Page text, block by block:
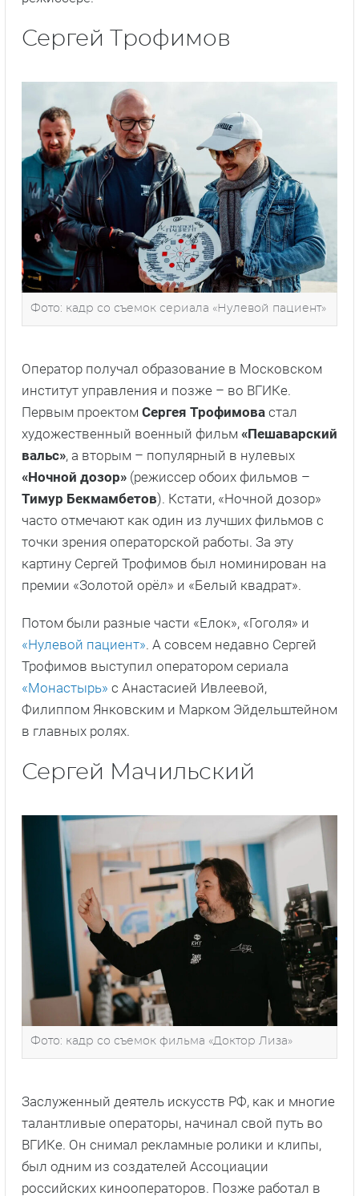
Сергей Трофимов
Фото: кадр со съемок сериала «Нулевой пациент»
Оператор получал образование в Московском
институт управления и позже – во ВГИКе.
Первым проектом Сергея Трофимова стал
художественный военный фильм «Пешаварский
вальс», а вторым – популярный в нулевых
«Ночной дозор» (режиссер обоих фильмов –
Тимур Бекмамбетов). Кстати, «Ночной дозор»
часто отмечают как один из лучших фильмов с
точки зрения операторской работы. За эту
картину Сергей Трофимов был номинирован на
премии «Золотой орёл» и «Белый квадрат».
Потом были разные части «Елок», «Гоголя» и
«Нулевой пациент». А совсем недавно Сергей
Трофимов выступил оператором сериала
«Монастырь» с Анастасией Ивлеевой,
Филиппом Янковским и Марком Эйдельштейном
в главных ролях.
Сергей Мачильский
Фото: кадр со съемок фильма «Доктор Лиза»
Заслуженный деятель искусств РФ, как и многие
талантливые операторы, начинал свой путь во
ВГИКе. Он снимал рекламные ролики и клипы,
был одним из создателей Ассоциации
российских кинооператоров. Позже работал в